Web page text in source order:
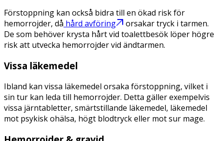
Förstoppning kan också bidra till en ökad risk för
hemorrojder, då hård avföring
orsakar tryck i tarmen.
De som behöver krysta hårt vid toalettbesök löper högre
risk att utvecka hemorrojder vid ändtarmen.
Vissa läkemedel
Ibland kan vissa läkemedel orsaka förstoppning, vilket i
sin tur kan leda till hemorrojder. Detta gäller exempelvis
vissa järntabletter, smärtstillande läkemedel, läkemedel
mot psykisk ohälsa, högt blodtryck eller mot sur mage.